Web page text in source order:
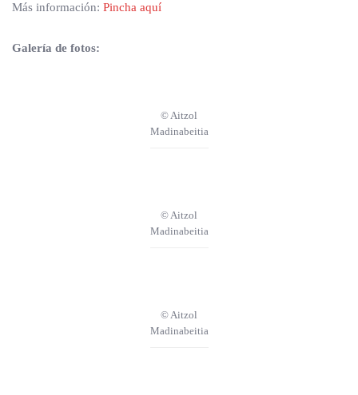
Más información: Pincha aquí
Galería de fotos:
© Aitzol
Madinabeitia
© Aitzol
Madinabeitia
© Aitzol
Madinabeitia